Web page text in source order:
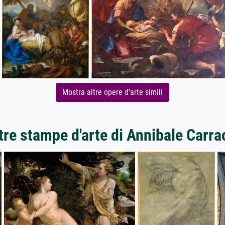
Mostra altre opere d'arte simili
stampe d'arte di Annibale